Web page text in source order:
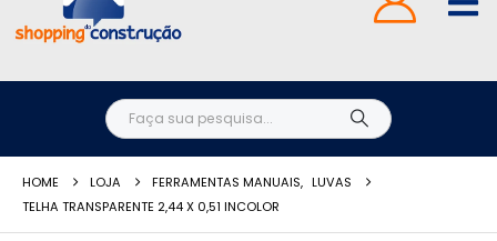
HOME LOJA FERRAMENTAS MANUAIS, LUVAS
TELHA TRANSPARENTE 2,44 X 0,51 INCOLOR